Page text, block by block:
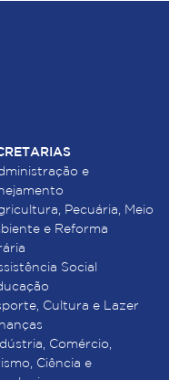
e
Pecuária, Meio
e Reforma
Social
Cultura e Lazer
Comércio,
Ciência e